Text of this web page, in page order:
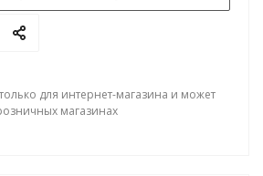
для интернет-магазина и может
магазинах